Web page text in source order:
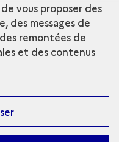
vous proposer des
des messages de
remontées de
et des contenus